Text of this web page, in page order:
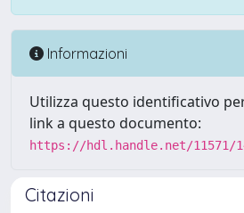
Informazioni
Utilizza questo identificativo
link a questo documento:
https://hdl.handle.net/11571/
Citazioni